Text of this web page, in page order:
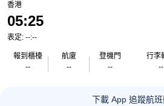
香港
05:25
表定: --:--
報到櫃檯
--
航廈
--
登機門
--
行李
--
下載 App 追蹤航